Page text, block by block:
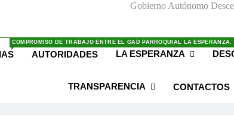
Gobierno Autónomo
COMPROMISO DE TRABAJO ENTRE EL GAD PARROQUIAL LA ESPERANZA.
AUTORIDADES LA ESPERANZA
TRANSPARENCIA CONTACTOS